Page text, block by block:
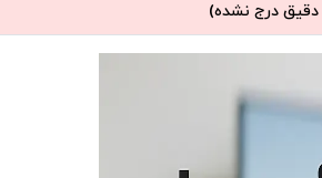
دقیق درج نشده)